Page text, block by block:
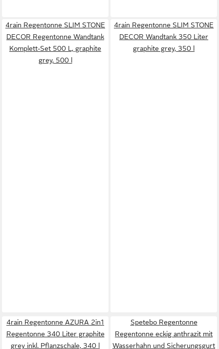
4rain Regentonne SLIM STONE
DECOR Regentonne Wandtank
Komplett-Set 500 L, graphite
grey, 500 l
4rain Regentonne SLIM STONE
DECOR Wandtank 350 Liter
graphite grey, 350 l
4rain Regentonne AZURA 2in1
Regentonne 340 Liter graphite
grey inkl. Pflanzschale, 340 l
Spetebo Regentonne
Regentonne eckig anthrazit mit
Wasserhahn und Sicherungsgurt